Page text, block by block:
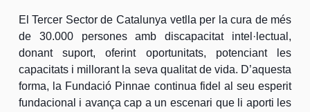
El Tercer Sector de Catalunya vetlla per la cura de més
de 30.000 persones amb discapacitat intel·lectual,
donant suport, oferint oportunitats, potenciant les
capacitats i millorant la seva qualitat de vida. D’aquesta
forma, la Fundació Pinnae continua fidel al seu esperit
fundacional i avança cap a un escenari que li aporti les